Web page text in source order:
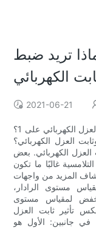
تريد ضبط
الكهربائي
2021-06-21
الرادار: لماذا يجب ضبط ثابت العزل الكهربائي على 1؟
العزل الكهربائي؟
العزل الكهربائي. بعض
غالبًا ما تكون
المزيد من واجهات
مستوى الرادار،
لمقياس مستوى
تأثير ثابت العزل
في جانبين: الأول هو